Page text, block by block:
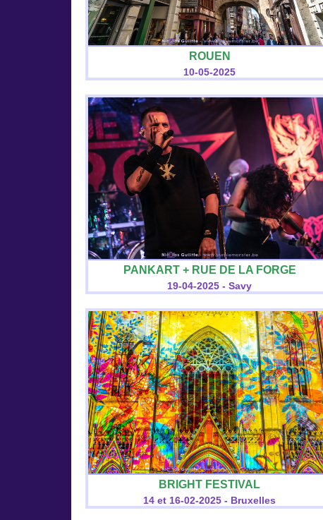
ROUEN
10-05-2025
PANKART + RUE DE LA FORGE
19-04-2025 - Savy
BRIGHT FESTIVAL
14 et 16-02-2025 - Bruxelles